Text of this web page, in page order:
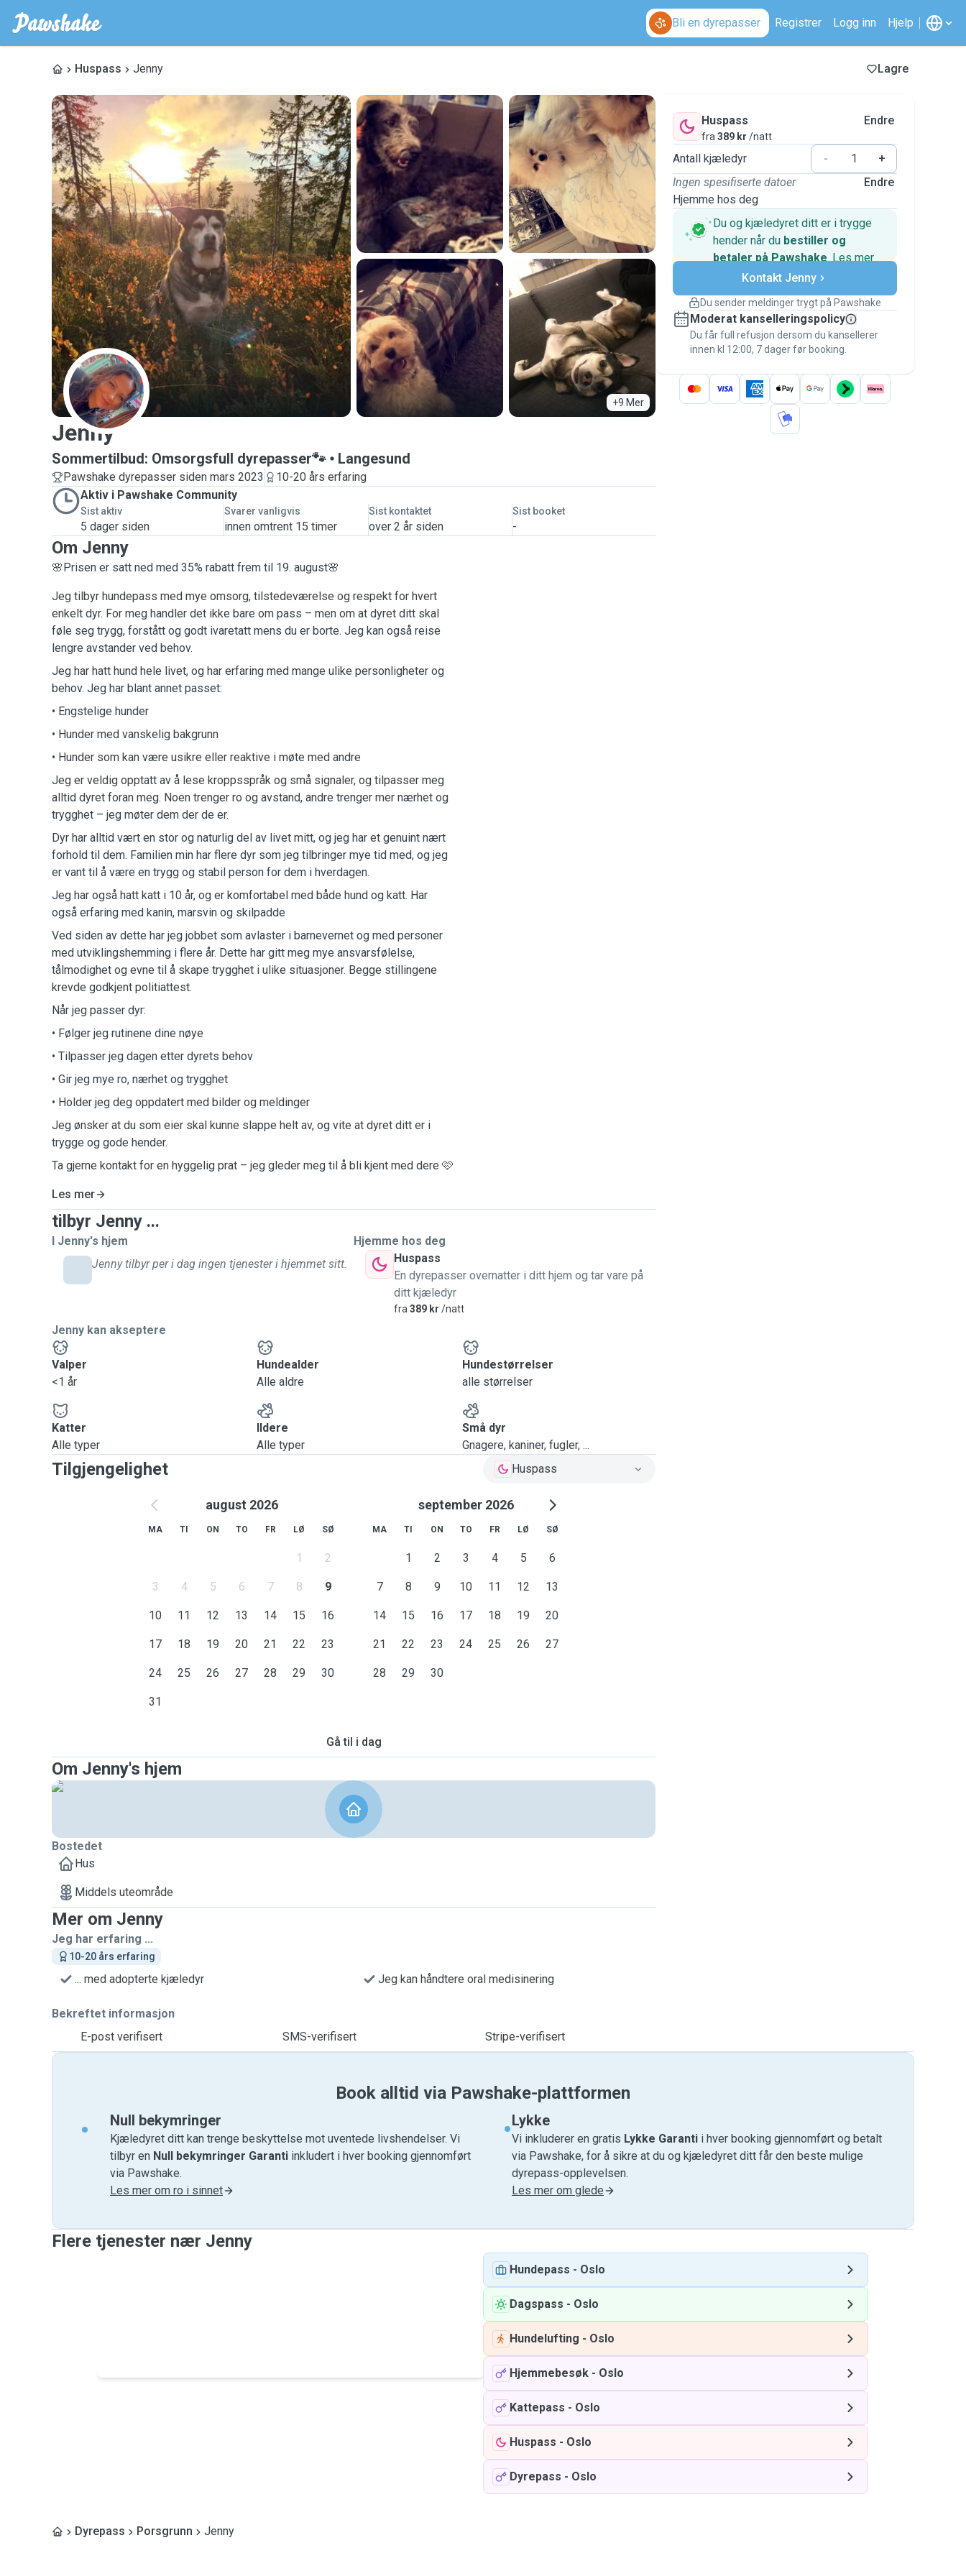
Bli en dyrepasser Registrer Logg inn Hjelp
Huspass Jenny Lagre
+9 Mer
J
Jenny
Sommertilbud: Omsorgsfull dyrepasser🐾 Langesund
Pawshake dyrepasser siden mars 2023
10-20 års erfaring
Aktiv i Pawshake Community
Sist aktiv
5 dager siden
Svarer vanligvis
innen omtrent 15 timer
Sist kontaktet
over 2 år siden
Sist booket
-
Om Jenny
🌸Prisen er satt ned med 35% rabatt frem til 19. august🌸
Jeg tilbyr hundepass med mye omsorg, tilstedeværelse og respekt for hvert
enkelt dyr. For meg handler det ikke bare om pass – men om at dyret ditt skal
føle seg trygg, forstått og godt ivaretatt mens du er borte. Jeg kan også reise
lengre avstander ved behov.
Jeg har hatt hund hele livet, og har erfaring med mange ulike personligheter og
behov. Jeg har blant annet passet:
• Engstelige hunder
• Hunder med vanskelig bakgrunn
• Hunder som kan være usikre eller reaktive i møte med andre
Jeg er veldig opptatt av å lese kroppsspråk og små signaler, og tilpasser meg
alltid dyret foran meg. Noen trenger ro og avstand, andre trenger mer nærhet og
trygghet – jeg møter dem der de er.
Dyr har alltid vært en stor og naturlig del av livet mitt, og jeg har et genuint nært
forhold til dem. Familien min har flere dyr som jeg tilbringer mye tid med, og jeg
er vant til å være en trygg og stabil person for dem i hverdagen.
Jeg har også hatt katt i 10 år, og er komfortabel med både hund og katt. Har
også erfaring med kanin, marsvin og skilpadde
Ved siden av dette har jeg jobbet som avlaster i barnevernet og med personer
med utviklingshemming i flere år. Dette har gitt meg mye ansvarsfølelse,
tålmodighet og evne til å skape trygghet i ulike situasjoner. Begge stillingene
krevde godkjent politiattest.
Når jeg passer dyr:
• Følger jeg rutinene dine nøye
• Tilpasser jeg dagen etter dyrets behov
• Gir jeg mye ro, nærhet og trygghet
• Holder jeg deg oppdatert med bilder og meldinger
Jeg ønsker at du som eier skal kunne slappe helt av, og vite at dyret ditt er i
trygge og gode hender.
Ta gjerne kontakt for en hyggelig prat – jeg gleder meg til å bli kjent med dere 🩷
Les mer
tilbyr Jenny ...
I Jenny's hjem
Jenny tilbyr per i dag ingen tjenester i hjemmet sitt.
Hjemme hos deg
Huspass
En dyrepasser overnatter i ditt hjem og tar vare på
ditt kjæledyr
fra 389 kr /natt
Jenny kan akseptere
Valper
<1 år
Hundealder
Alle aldre
Hundestørrelser
alle størrelser
Katter
Alle typer
Ildere
Alle typer
Små dyr
Gnagere, kaniner, fugler, ...
Tilgjengelighet Huspass
august 2026
MA TI ON TO FR LØ SØ
1 2
3 4 5 6 7 8 9
10 11 12 13 14 15 16
17 18 19 20 21 22 23
24 25 26 27 28 29 30
31
september 2026
MA TI ON TO FR LØ SØ
1 2 3 4 5 6
7 8 9 10 11 12 13
14 15 16 17 18 19 20
21 22 23 24 25 26 27
28 29 30
Gå til i dag
Om Jenny's hjem
Bostedet
Hus
Middels uteområde
Mer om Jenny
Jeg har erfaring ...
10-20 års erfaring
... med adopterte kjæledyr Jeg kan håndtere oral medisinering
Bekreftet informasjon
E-post verifisert
SMS-verifisert Stripe-verifisert
Huspass
fra 389 kr /natt
Endre
Antall kjæledyr -
+
Ingen spesifiserte datoer
Hjemme hos deg
Endre
Du og kjæledyret ditt er i trygge
hender når du bestiller og
betaler på Pawshake. Les mer
Sikre betalinger
Hjelp hvis planene endrer seg
Hold alt på Pawshake – fra første melding til
betaling – så du er dekket avPawshake-
garantien.
Kontakt Jenny
Du sender meldinger trygt på Pawshake
Moderat kanselleringspolicy
Du får full refusjon dersom du kansellerer
innen kl 12:00, 7 dager før booking.
Book alltid via Pawshake-plattformen
Null bekymringer
Kjæledyret ditt kan trenge beskyttelse mot uventede livshendelser. Vi
tilbyr en Null bekymringer Garanti inkludert i hver booking gjennomført
via Pawshake.
Les mer om ro i sinnet
Lykke
Vi inkluderer en gratis Lykke Garanti i hver booking gjennomført og betalt
via Pawshake, for å sikre at du og kjæledyret ditt får den beste mulige
dyrepass-opplevelsen.
Les mer om glede
Flere tjenester nær Jenny
Hundepass - Oslo
Dagspass - Oslo
Hundelufting - Oslo
Hjemmebesøk - Oslo
Kattepass - Oslo
Huspass - Oslo
Dyrepass - Oslo
Dyrepass Porsgrunn Jenny